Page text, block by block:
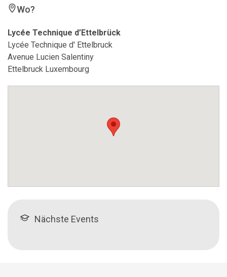
Wo?
Lycée Technique d’Ettelbrück
Lycée Technique d' Ettelbruck
Avenue Lucien Salentiny
Ettelbruck Luxembourg
Nächste Events